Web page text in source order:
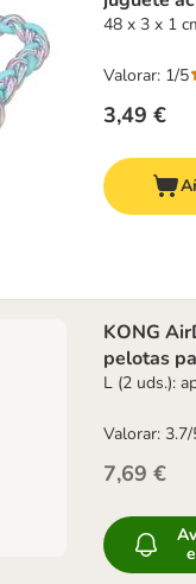
48 x 3 x 1
3,49 €
Valorar: 1/5
KONG
pelotas
L (2 uds.):
7,69 €
Valorar: